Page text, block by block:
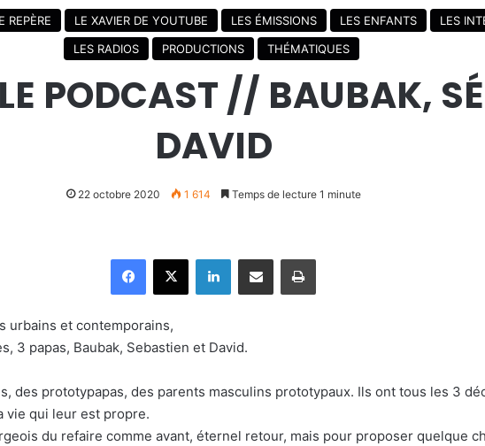
REPÈRE LE XAVIER DE YOUTUBE LES ÉMISSIONS LES ENFANTS LES
LES RADIOS
PRODUCTIONS THÉMATIQUES
PODCAST // BAUBAK,
DAVID
22 octobre 2020 1 614 Temps de lecture 1 minute
Facebook
X LinkedinPartager par email Imprimer
urbains et contemporains,
3 papas, Baubak, Sebastien et David.
des prototypapas, des parents masculins prototypaux. Ils ont tous les 3
vie qui leur est propre.
du refaire comme avant, éternel retour, mais pour proposer quelque